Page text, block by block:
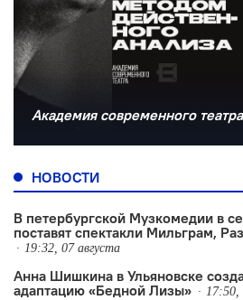
Академия современного театра
НОВОСТИ
В петербургской Музкомедии в
поставят спектакли Мильграм,
19:32, 07 августа
Анна Шишкина в Ульяновске
адаптацию «Бедной Лизы»
17:50,